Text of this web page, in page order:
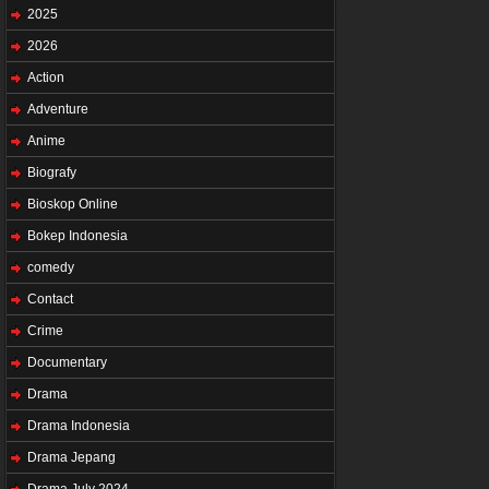
2025
2026
Action
Adventure
Anime
Biografy
Bioskop Online
Bokep Indonesia
comedy
Contact
Crime
Documentary
Drama
Drama Indonesia
Drama Jepang